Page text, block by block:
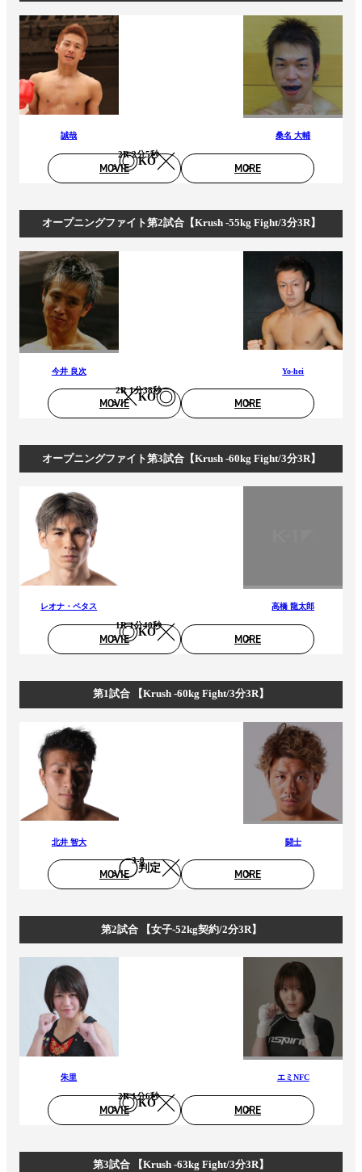
誠哉
KO
2R 2分5秒
桑名 大輔
MOVIE MORE
オープニングファイト第2試合【Krush -55kg Fight/3分3R】
今井 良次
KO
2R 1分38秒
Yo-hei
MOVIE MORE
オープニングファイト第3試合【Krush -60kg Fight/3分3R】
レオナ・ペタス
KO
1R 1分40秒
高橋 龍太郎
MOVIE MORE
第1試合 【Krush -60kg Fight/3分3R】
北井 智大
判定
3‐0
闘士
MOVIE MORE
第2試合 【女子-52kg契約/2分3R】
朱里
KO
2R 1分6秒
エミNFC
MOVIE MORE
第3試合 【Krush -63kg Fight/3分3R】